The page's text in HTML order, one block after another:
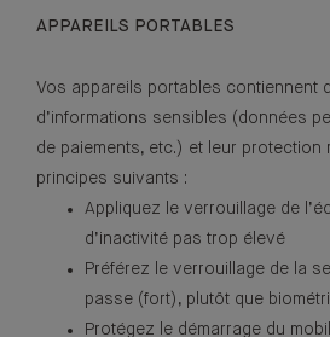
APPAREILS PORTABLES
Vos appareils portables contiennent
d’informations sensibles (données
de paiements, etc.) et leur protection
principes suivants :
Appliquez le verrouillage de
d’inactivité pas trop élevé
Préférez le verrouillage de la
passe (fort), plutôt que
Protégez le démarrage du